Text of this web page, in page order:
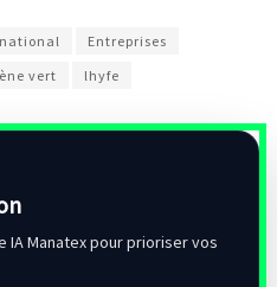
Entreprises
vert lhyfe
IA Manatex pour prioriser vos